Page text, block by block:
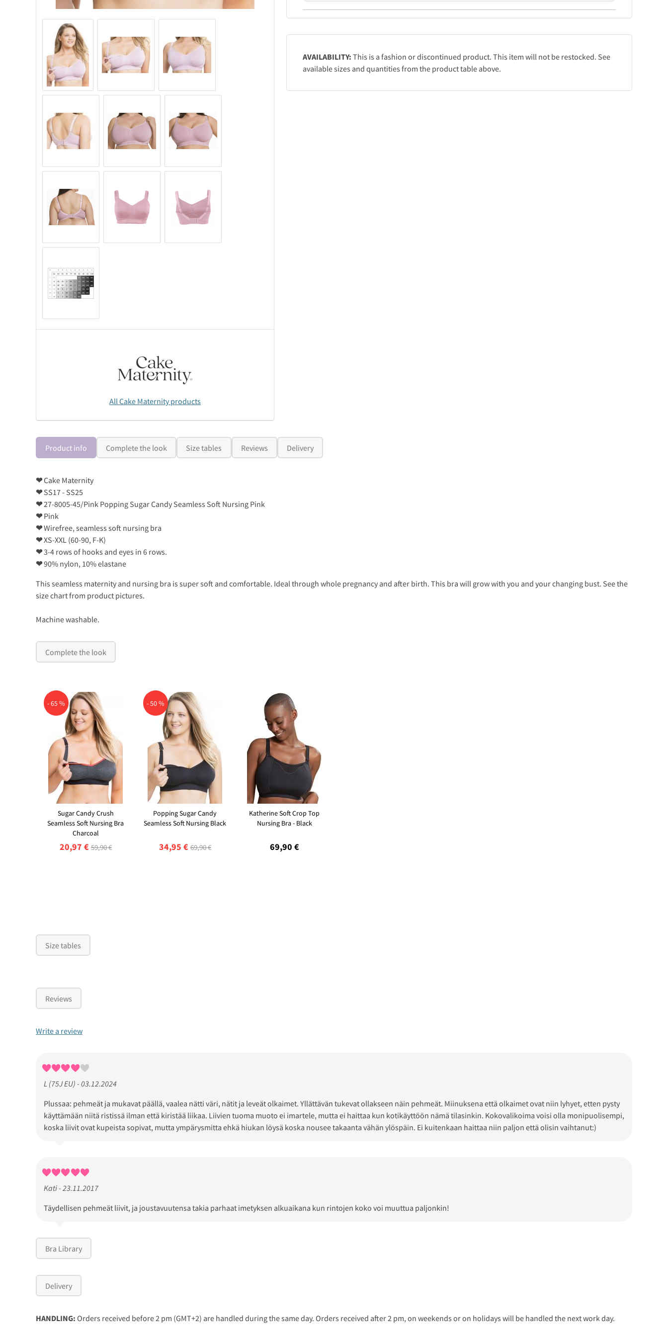
All Cake Maternity products
AVAILABILITY: This is a fashion or discontinued product. This item will not be restocked. See
available sizes and quantities from the product table above.
Product info Complete the look Size tables Reviews Delivery
❤Cake Maternity
❤SS17 - SS25
❤27-8005-45/Pink Popping Sugar Candy Seamless Soft Nursing Pink
❤Pink
❤Wirefree, seamless soft nursing bra
❤XS-XXL (60-90, F-K)
❤3-4 rows of hooks and eyes in 6 rows.
❤90% nylon, 10% elastane
This seamless maternity and nursing bra is super soft and comfortable. Ideal through whole pregnancy and after birth. This bra will grow with you and your changing bust. See the
size chart from product pictures.
Machine washable.
Complete the look
- 65 %
Sugar Candy Crush
Seamless Soft Nursing Bra
Charcoal
20,97 € 59,90 €
- 50 %
Popping Sugar Candy
Seamless Soft Nursing Black
34,95 € 69,90 €
Katherine Soft Crop Top
Nursing Bra - Black
69,90 €
Size tables
Reviews
Write a review
L (75J EU) - 03.12.2024
Plussaa: pehmeät ja mukavat päällä, vaalea nätti väri, nätit ja leveät olkaimet. Yllättävän tukevat ollakseen näin pehmeät. Miinuksena että olkaimet ovat niin lyhyet, etten pysty
käyttämään niitä ristissä ilman että kiristää liikaa. Liivien tuoma muoto ei imartele, mutta ei haittaa kun kotikäyttöön nämä tilasinkin. Kokovalikoima voisi olla monipuolisempi,
koska liivit ovat kupeista sopivat, mutta ympärysmitta ehkä hiukan löysä koska nousee takaanta vähän ylöspäin. Ei kuitenkaan haittaa niin paljon että olisin vaihtanut:)
Kati - 23.11.2017
Täydellisen pehmeät liivit, ja joustavuutensa takia parhaat imetyksen alkuaikana kun rintojen koko voi muuttua paljonkin!
Bra Library
Delivery
HANDLING: Orders received before 2 pm (GMT+2) are handled during the same day. Orders received after 2 pm, on weekends or on holidays will be handled the next work day.